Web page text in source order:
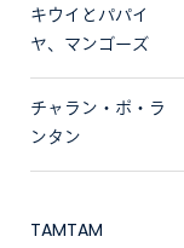
キウイとパパイ
ヤ、マンゴーズ
チャラン・ポ・ラ
ンタン
TAMTAM